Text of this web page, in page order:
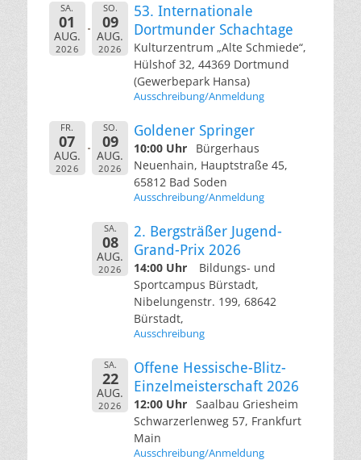
SA.
01
AUG.
2026
SO.
09
AUG.
2026
53. Internationale
Dortmunder Schachtage
Kulturzentrum „Alte Schmiede“,
Hülshof 32, 44369 Dortmund
(Gewerbepark Hansa)
Ausschreibung/Anmeldung
FR.
07
AUG.
2026
SO.
09
AUG.
2026
Goldener Springer
10:00 Uhr
Bürgerhaus
Neuenhain, Hauptstraße 45,
65812 Bad Soden
Ausschreibung/Anmeldung
SA.
08
AUG.
2026
2. Bergsträßer Jugend-
Grand-Prix 2026
14:00 Uhr
Bildungs- und
Sportcampus Bürstadt,
Nibelungenstr. 199, 68642
Bürstadt,
Ausschreibung
SA.
22
AUG.
2026
Offene Hessische-Blitz-
Einzelmeisterschaft 2026
12:00 Uhr Saalbau Griesheim
Schwarzerlenweg 57, Frankfurt
Main
Ausschreibung/Anmeldung